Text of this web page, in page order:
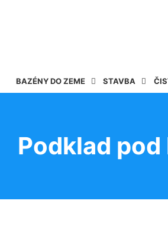
BAZÉNY DO ZEME STAVBA
Podklad